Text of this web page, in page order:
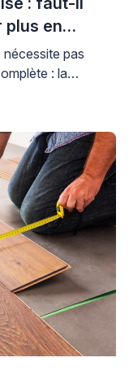
plus en
nécessite pas
: la
réelle
évaluer seul
bois, et c’est